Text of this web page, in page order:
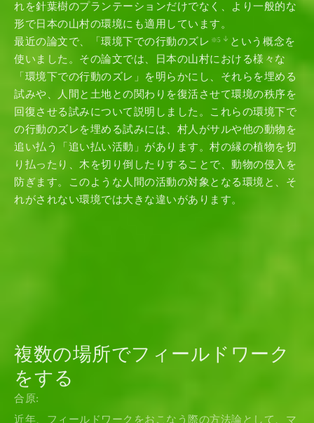
れを針葉樹のプランテーションだけでなく、より一般的な
形で日本の山村の環境にも適用しています。
最近の論文で、「環境下での行動のズレ ※5
という概念を
使いました。その論文では、日本の山村における様々な
「環境下での行動のズレ」を明らかにし、それらを埋める
試みや、人間と土地との関わりを復活させて環境の秩序を
回復させる試みについて説明しました。これらの環境下で
の行動のズレを埋める試みには、村人がサルや他の動物を
追い払う「追い払い活動」があります。村の縁の植物を切
り払ったり、木を切り倒したりすることで、動物の侵入を
防ぎます。このような人間の活動の対象となる環境と、そ
れがされない環境では大きな違いがあります。
複数の場所でフィールドワーク
をする
合原:
近年、フィールドワークをおこなう際の方法論として、マ